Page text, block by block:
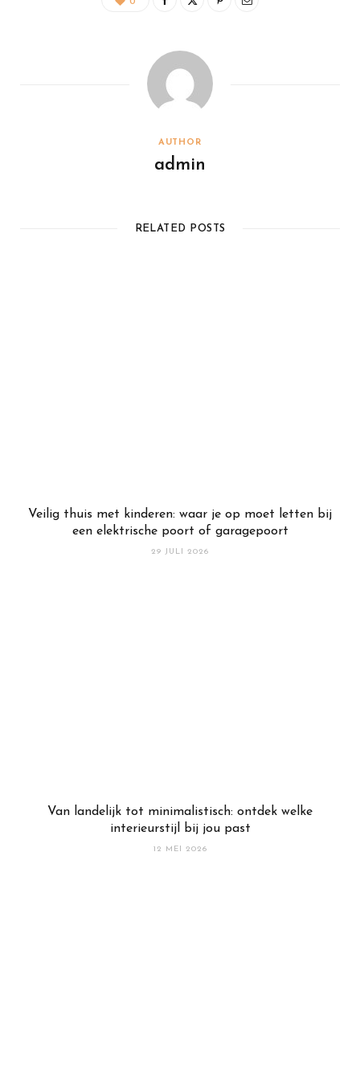
AUTHOR
admin
RELATED POSTS
Veilig thuis met kinderen: waar je op moet letten bij
een elektrische poort of garagepoort
29 JULI 2026
Van landelijk tot minimalistisch: ontdek welke
interieurstijl bij jou past
12 MEI 2026